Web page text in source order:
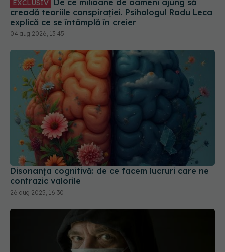
Disonanța cognitivă: de ce facem lucruri care ne
contrazic valorile
26 aug 2025, 16:30